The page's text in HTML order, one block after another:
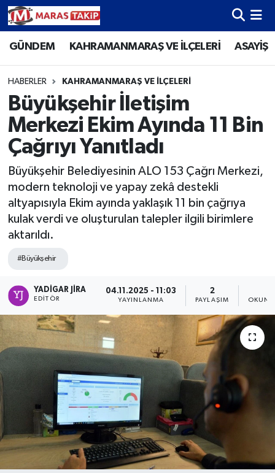
GÜNDEM KAHRAMANMARAŞ VE İLÇELERİ ASAYİŞ
HABERLER KAHRAMANMARAŞ VE İLÇELERİ
Büyükşehir İletişim
Merkezi Ekim Ayında 11 Bin
Çağrıyı Yanıtladı
Büyükşehir Belediyesinin ALO 153 Çağrı Merkezi,
modern teknoloji ve yapay zekâ destekli
altyapısıyla Ekim ayında yaklaşık 11 bin çağrıya
kulak verdi ve oluşturulan talepler ilgili birimlere
aktarıldı.
#Büyükşehir
YADIGAR JIRA
EDITÖR
04.11.2025 - 11:03
YAYINLANMA
2
PAYLAŞIM
Kahramanmaraş Nöbetçi Eczaneler
Kahramanmaraş Hava Durumu
Kahramanmaraş Namaz Vakitleri
Kahramanmaraş Trafik Yoğunluk Haritası
Süper Lig Puan Durumu ve Fikstür
Tüm Manşetler
Son Dakika Haberleri
Haber Arşivi